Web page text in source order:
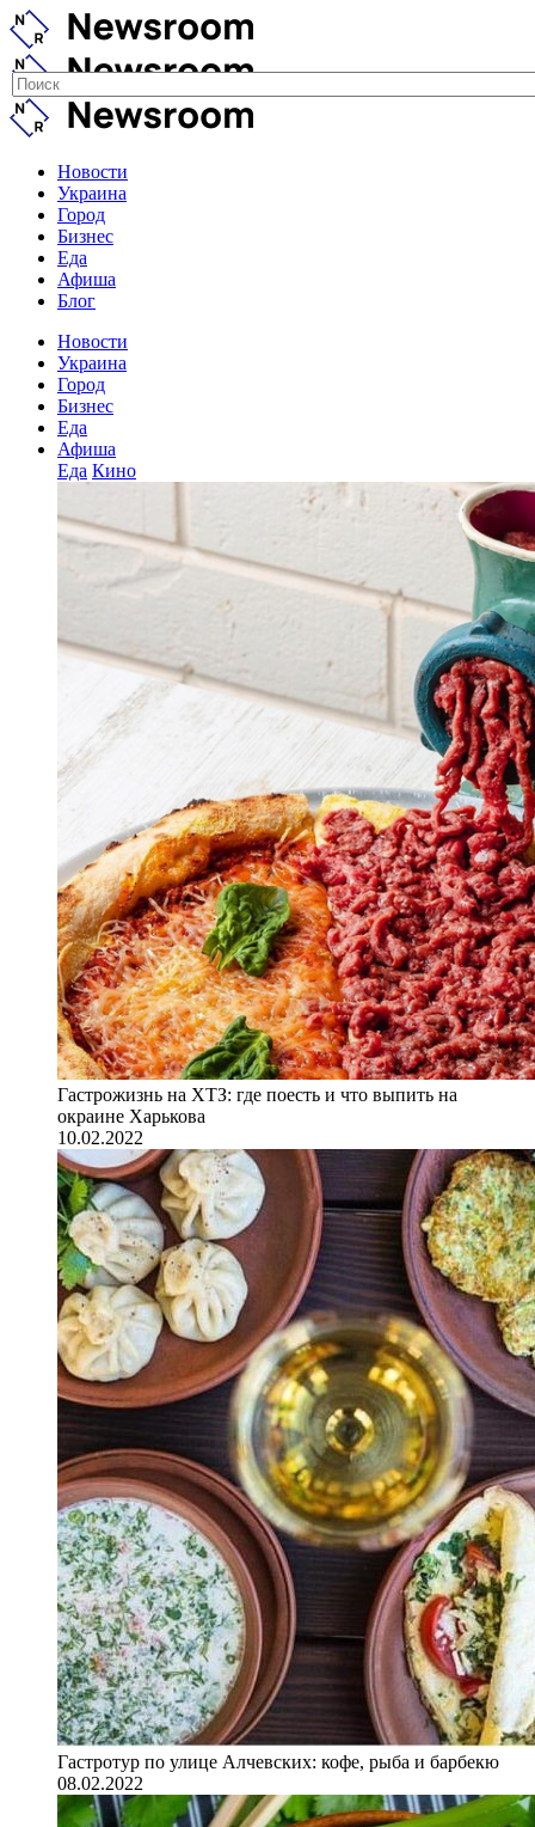
Новости
Украина
Город
Бизнес
Еда
Афиша
Блог
Новости
Украина
Город
Бизнес
Еда
Афиша
Еда Кино
Гастрожизнь на ХТЗ: где поесть и что выпить на
окраине Харькова
10.02.2022
Гастротур по улице Алчевских: кофе, рыба и барбекю
08.02.2022